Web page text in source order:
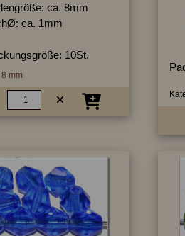
ca. 8mm
ca. 1mm
10St.
8 mm